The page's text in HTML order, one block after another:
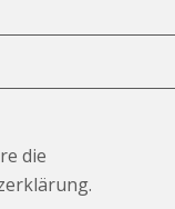
die